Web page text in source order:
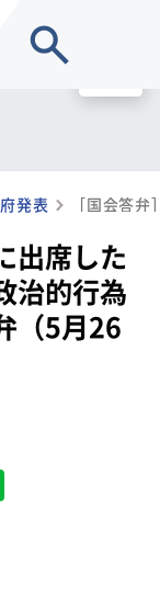
発表
出席した
治的行為
（5月26